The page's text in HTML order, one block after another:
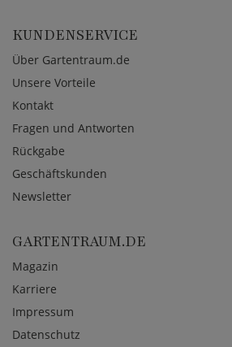
KUNDENSERVICE
Über Gartentraum.de
Unsere Vorteile
Kontakt
Fragen und Antworten
Rückgabe
Geschäftskunden
Newsletter
GARTENTRAUM.DE
Magazin
Karriere
Impressum
Datenschutz